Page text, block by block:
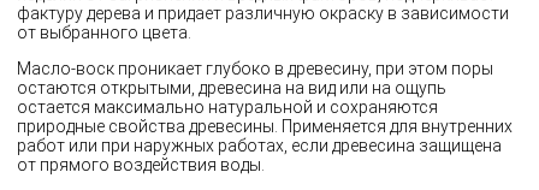
фактуру дерева и придает различную окраску в зависимости
от выбранного цвета.
Масло-воск проникает глубоко в древесину, при этом поры
остаются открытыми, древесина на вид или на ощупь
остается максимально натуральной и сохраняются
природные свойства древесины. Применяется для внутренних
работ или при наружных работах, если древесина защищена
от прямого воздействия воды.